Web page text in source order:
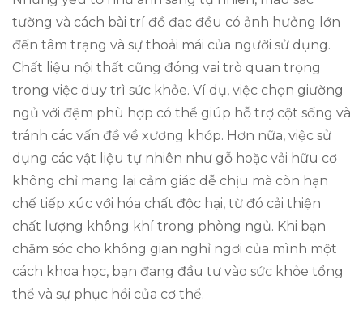
tường và cách bài trí đồ đạc đều có ảnh hưởng lớn
đến tâm trạng và sự thoải mái của người sử dụng.
Chất liệu nội thất cũng đóng vai trò quan trọng
trong việc duy trì sức khỏe. Ví dụ, việc chọn giường
ngủ với đệm phù hợp có thể giúp hỗ trợ cột sống và
tránh các vấn đề về xương khớp. Hơn nữa, việc sử
dụng các vật liệu tự nhiên như gỗ hoặc vải hữu cơ
không chỉ mang lại cảm giác dễ chịu mà còn hạn
chế tiếp xúc với hóa chất độc hại, từ đó cải thiện
chất lượng không khí trong phòng ngủ. Khi bạn
chăm sóc cho không gian nghỉ ngơi của mình một
cách khoa học, bạn đang đầu tư vào sức khỏe tổng
thể và sự phục hồi của cơ thể.